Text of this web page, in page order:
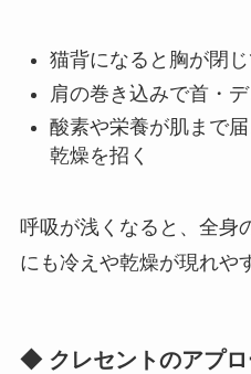
猫背になると胸が閉
肩の巻き込みで首・
酸素や栄養が肌まで
乾燥を招く
呼吸が浅くなると、全身
にも冷えや乾燥が現れや
◆ クレセントのアプロ